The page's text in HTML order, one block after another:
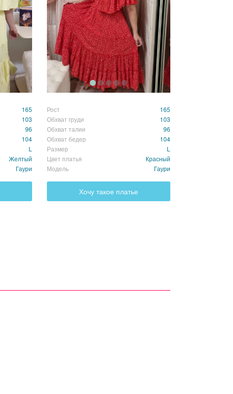
165
103
96
104
L
Желтый
Гаури
Рост
165
Обхват груди
103
Обхват талии
96
Обхват бедер
104
Размер
L
Цвет платья
Красный
Модель
Гаури
Хочу такое платье